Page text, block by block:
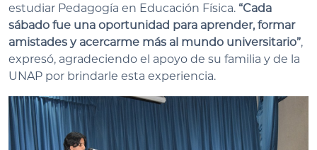
estudiar Pedagogía en Educación Física. “Cada
sábado fue una oportunidad para aprender, formar
amistades y acercarme más al mundo universitario”,
expresó, agradeciendo el apoyo de su familia y de la
UNAP por brindarle esta experiencia.